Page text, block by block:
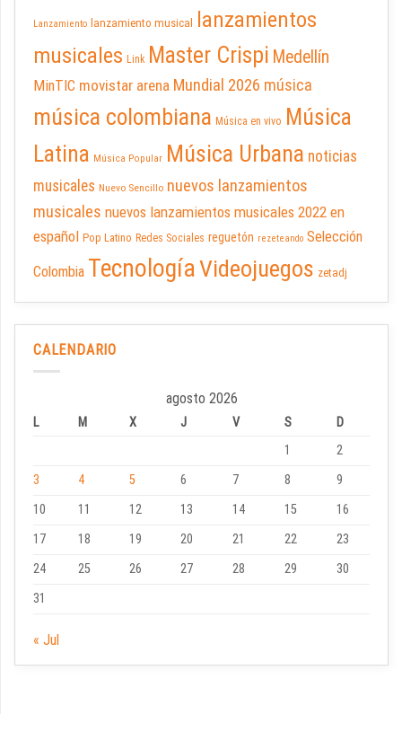
Lanzamiento lanzamiento musical
lanzamientos
musicales Link Master Crispi Medellín
MinTIC movistar arena Mundial 2026 música
música colombiana Música en vivo Música
Latina Música Popular Música Urbana noticias
musicales Nuevo Sencillo nuevos lanzamientos
musicales nuevos lanzamientos musicales 2022 en
español Pop Latino Redes Sociales reguetón rezeteando Selección
Colombia TecnologíaVideojuegos zetadj
CALENDARIO
agosto 2026
L M X J V S
D
1
2
3
4 5 6 7 8
9
10
11 12 13 14 15
16
17
18 19 20 21 22
23
24
25 26 27 28 29
30
31
« Jul